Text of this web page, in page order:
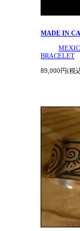
MADE IN
BRACELET
89,000円(税